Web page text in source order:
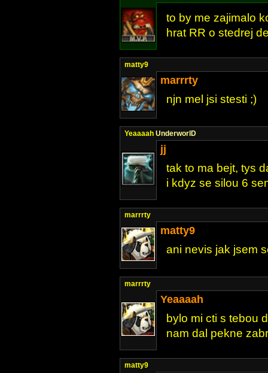
to by me zajimalo
hrat RR o stedrej
matty9
marrrty
njn mel jsi stesti ;)
Yeaaaah UnderworlD
jj
tak to ma bejt, tys
i kdyz se silou 6
marrrty
matty9
ani nevis jak jsem
marrrty
Yeaaaah
bylo mi cti s tebou
nam dal pekne
matty9